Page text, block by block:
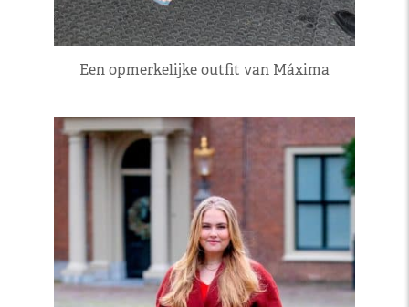
Een opmerkelijke outfit van Máxima